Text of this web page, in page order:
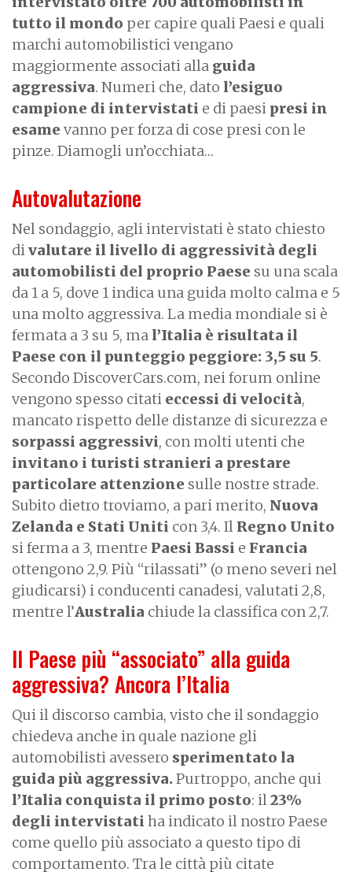
tutto il mondo per capire quali Paesi e quali
marchi automobilistici vengano
maggiormente associati alla guida
aggressiva. Numeri che, dato l’esiguo
campione di intervistati e di paesi presi in
esame vanno per forza di cose presi con le
pinze. Diamogli un’occhiata…
Autovalutazione
Nel sondaggio, agli intervistati è stato chiesto
divalutare il livello di aggressività degli
automobilisti del proprio Paese su una scala
da 1 a 5, dove 1 indica una guida molto calma e 5
una molto aggressiva. La media mondiale si è
fermata a 3 su 5, ma l’Italia è risultata il
Paese con il punteggio peggiore: 3,5 su 5.
Secondo DiscoverCars.com, nei forum online
vengono spesso citati eccessi di velocità,
mancato rispetto delle distanze di sicurezza e
sorpassi aggressivi, con molti utenti che
invitano i turisti stranieri a prestare
particolare attenzione sulle nostre strade.
Subito dietro troviamo, a pari merito, Nuova
Zelanda e Stati Uniti con 3,4. Il Regno Unito
si ferma a 3, mentre Paesi Bassi e Francia
ottengono 2,9. Più “rilassati” (o meno severi nel
giudicarsi) i conducenti canadesi, valutati 2,8,
mentre l’Australia chiude la classifica con 2,7.
Il Paese più “associato” alla guida
aggressiva? Ancora l’Italia
Qui il discorso cambia, visto che il sondaggio
chiedeva anche in quale nazione gli
automobilisti avessero sperimentato la
guida più aggressiva. Purtroppo, anche qui
l’Italia conquista il primo posto: il23%
degli intervistati ha indicato il nostro Paese
come quello più associato a questo tipo di
comportamento. Tra le città più citate